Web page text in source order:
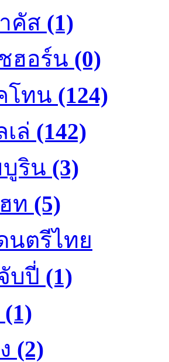
คัส (1)
ฮอร์น (0)
โทน (124)
เล่ (142)
ริน (3)
ท (5)
นตรีไทย
บปี่ (1)
(1)
(2)